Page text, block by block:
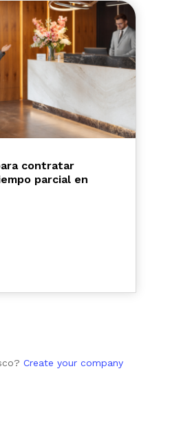
contratar
parcial en
Create your company